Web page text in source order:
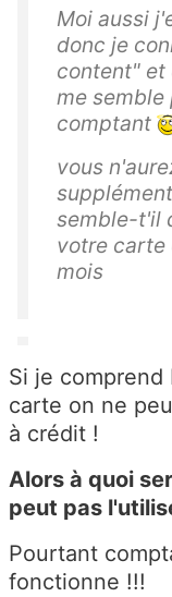
Moi aussi
donc je
content" et
me semble
comptant
vous
semble-t'il
votre carte
mois
Si je comprend
carte on ne
à crédit !
Alors à quoi
peut pas
Pourtant
fonctionne !!!